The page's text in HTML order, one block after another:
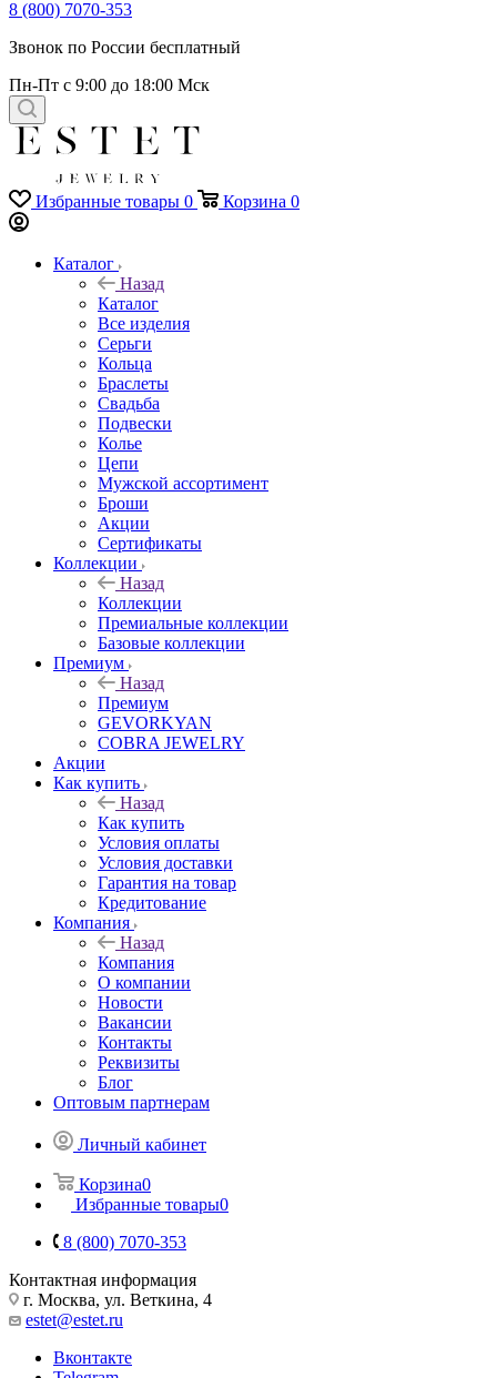
8 (800) 7070-353
Звонок по России бесплатный
Пн-Пт с 9:00 до 18:00 Мск
Избранные товары 0 Корзина 0
Каталог
Назад
Каталог
Все изделия
Серьги
Кольца
Браслеты
Свадьба
Подвески
Колье
Цепи
Мужской ассортимент
Броши
Акции
Сертификаты
Коллекции
Назад
Коллекции
Премиальные коллекции
Базовые коллекции
Премиум
Назад
Премиум
GEVORKYAN
COBRA JEWELRY
Акции
Как купить
Назад
Как купить
Условия оплаты
Условия доставки
Гарантия на товар
Кредитование
Компания
Назад
Компания
О компании
Новости
Вакансии
Контакты
Реквизиты
Блог
Оптовым партнерам
Личный кабинет
Корзина0
Избранные товары0
8 (800) 7070-353
Контактная информация
г. Москва, ул. Веткина, 4
estet@estet.ru
Вконтакте